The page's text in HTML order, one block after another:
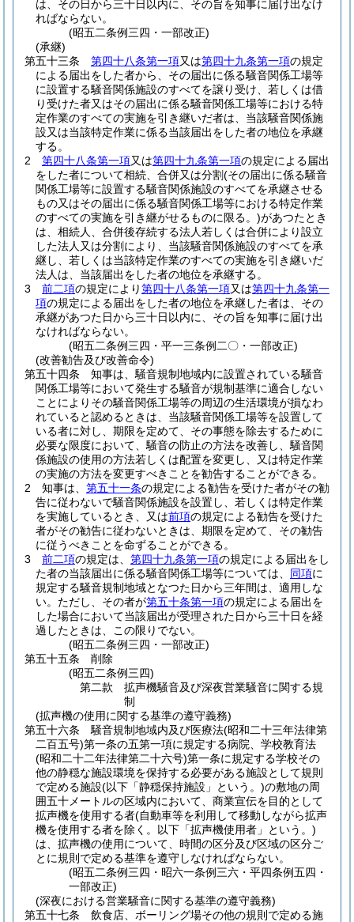
は、その日から三十日以内に、その旨を知事に届け出なけ
ればならない。
(昭五二条例三四・一部改正)
(承継)
第五十三条
第四十八条第一項又は第四十九条第一項の規定
による届出をした者から、その届出に係る騒音関係工場等
に設置する騒音関係施設のすべてを譲り受け、若しくは借
り受けた者又はその届出に係る騒音関係工場等における特
定作業のすべての実施を引き継いだ者は、当該騒音関係施
設又は当該特定作業に係る当該届出をした者の地位を承継
する。
2
第四十八条第一項又は第四十九条第一項の規定による届出
をした者について相続、合併又は分割(その届出に係る騒音
関係工場等に設置する騒音関係施設のすべてを承継させる
もの又はその届出に係る騒音関係工場等における特定作業
のすべての実施を引き継がせるものに限る。)があつたとき
は、相続人、合併後存続する法人若しくは合併により設立
した法人又は分割により、当該騒音関係施設のすべてを承
継し、若しくは当該特定作業のすべての実施を引き継いだ
法人は、当該届出をした者の地位を承継する。
3
前二項の規定により第四十八条第一項又は第四十九条第一
項の規定による届出をした者の地位を承継した者は、その
承継があつた日から三十日以内に、その旨を知事に届け出
なければならない。
(昭五二条例三四・平一三条例二〇・一部改正)
(改善勧告及び改善命令)
第五十四条
知事は、騒音規制地域内に設置されている騒音
関係工場等において発生する騒音が規制基準に適合しない
ことによりその騒音関係工場等の周辺の生活環境が損なわ
れていると認めるときは、当該騒音関係工場等を設置して
いる者に対し、期限を定めて、その事態を除去するために
必要な限度において、騒音の防止の方法を改善し、騒音関
係施設の使用の方法若しくは配置を変更し、又は特定作業
の実施の方法を変更すべきことを勧告することができる。
2
知事は、 第五十一条の規定による勧告を受けた者がその勧
告に従わないで騒音関係施設を設置し、若しくは特定作業
を実施しているとき、又は前項の規定による勧告を受けた
者がその勧告に従わないときは、期限を定めて、その勧告
に従うべきことを命ずることができる。
3
前二項の規定は、 第四十九条第一項の規定による届出をし
た者の当該届出に係る騒音関係工場等については、 同項に
規定する騒音規制地域となつた日から三年間は、適用しな
い。 ただし、その者が第五十条第一項の規定による届出を
した場合において当該届出が受理された日から三十日を経
過したときは、この限りでない。
(昭五二条例三四・一部改正)
第五十五条
削除
(昭五二条例三四)
第二款
拡声機騒音及び深夜営業騒音に関する規
制
(拡声機の使用に関する基準の遵守義務)
第五十六条
騒音規制地域内及び医療法(昭和二十三年法律第
二百五号)第一条の五第一項に規定する病院、学校教育法
(昭和二十二年法律第二十六号)第一条に規定する学校その
他の静穏な施設環境を保持する必要がある施設として規則
で定める施設(以下「静穏保持施設」という。)の敷地の周
囲五十メートルの区域内において、商業宣伝を目的として
拡声機を使用する者(自動車等を利用して移動しながら拡声
機を使用する者を除く。以下「拡声機使用者」という。)
は、拡声機の使用について、時間の区分及び区域の区分ご
とに規則で定める基準を遵守しなければならない。
(昭五二条例三四・昭六一条例三六・平四条例五四・
一部改正)
(深夜における営業騒音に関する基準の遵守義務)
第五十七条
飲食店、ボーリング場その他の規則で定める施